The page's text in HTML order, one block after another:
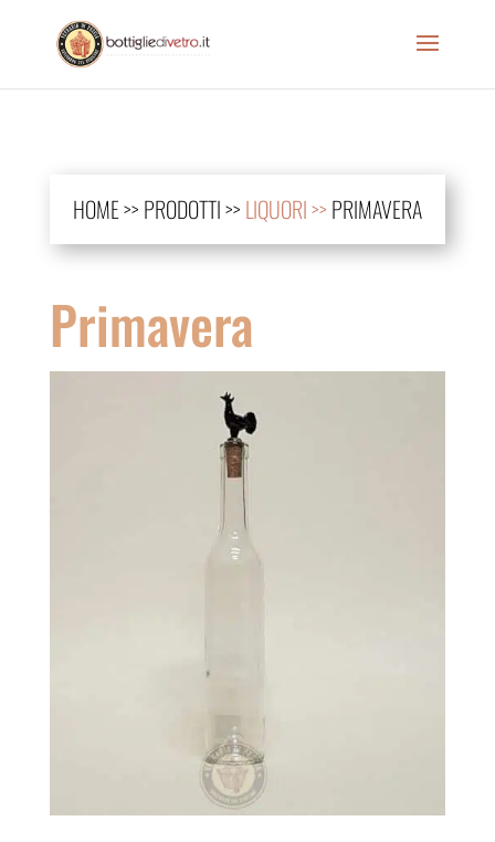
HOME>> PRODOTTI>> LIQUORI >> PRIMAVERA
Primavera